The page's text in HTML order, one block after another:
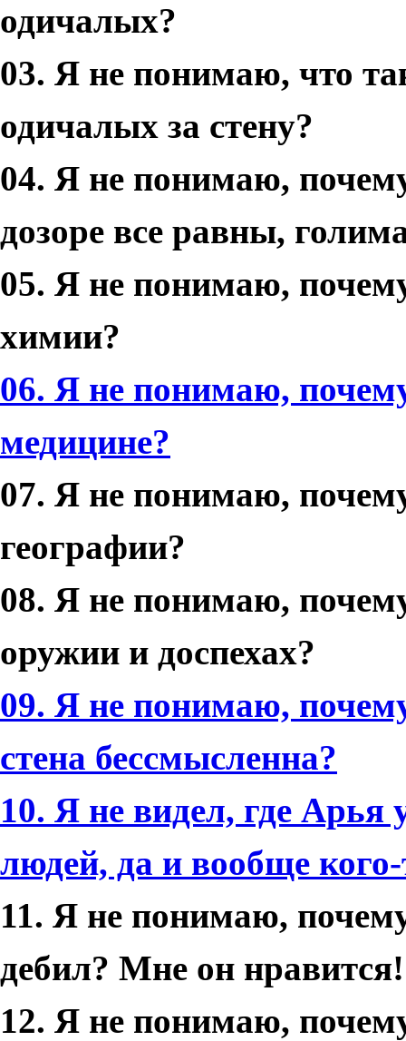
одичалых?
03. Я не понимаю, что
одичалых за стену?
04. Я не понимаю,
дозоре все равны,
05. Я не понимаю,
химии?
06. Я не понимаю,
медицине?
07. Я не понимаю,
географии?
08. Я не понимаю,
оружии и доспехах?
09. Я не понимаю,
стена бессмысленна?
10. Я не видел, где
людей, да и вообще
11. Я не понимаю,
дебил? Мне он
12. Я не понимаю,